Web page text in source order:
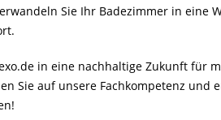
Sie Ihr Badezimmer in eine
in eine nachhaltige Zukunft für
Sie auf unsere Fachkompetenz und